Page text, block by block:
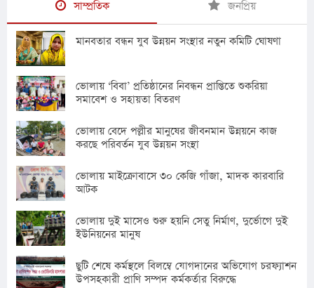
সাম্প্রতিক জনপ্রিয়
মানবতার বন্ধন যুব উন্নয়ন সংস্থার নতুন কমিটি ঘোষণা
ভোলায় ‘বিবা’ প্রতিষ্ঠানের নিবন্ধন প্রাপ্তিতে শুকরিয়া
সমাবেশ ও সহায়তা বিতরণ
ভোলায় বেদে পল্লীর মানুষের জীবনমান উন্নয়নে কাজ
করছে পরিবর্তন যুব উন্নয়ন সংস্থা
ভোলায় মাইক্রোবাসে ৩০ কেজি গাঁজা, মাদক কারবারি
আটক
ভোলায় দুই মাসেও শুরু হয়নি সেতু নির্মাণ, দুর্ভোগে দুই
ইউনিয়নের মানুষ
ছুটি শেষে কর্মস্থলে বিলম্বে যোগদানের অভিযোগ চরফ্যাশন
উপসহকারী প্রাণি সম্পদ কর্মকর্তার বিরুদ্ধে